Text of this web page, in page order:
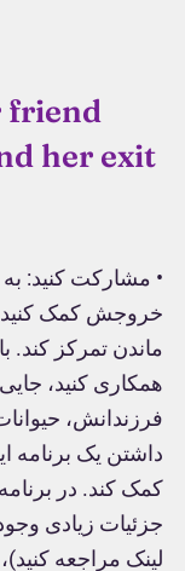
friend
her exit
• مشارکت کنید:
خروجش کمک کنید:
ماندن تمرکز کند.
همکاری کنید،
فرزندانش،
داشتن یک برنامه
کمک کند. در
جزئیات زیادی
لینک مراجعه